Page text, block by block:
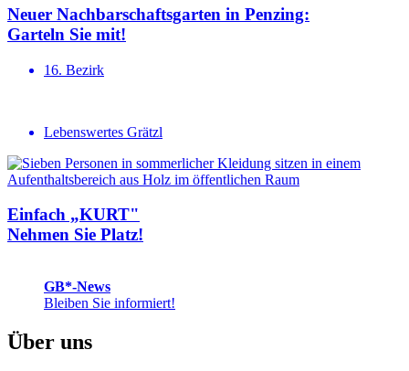
Neuer Nachbar­schafts­garten in Penzing:
Garteln Sie mit!
16. Bezirk
Lebenswertes Grätzl
Einfach „KURT"
Nehmen Sie Platz!
GB*-News
Bleiben Sie informiert!
Über uns